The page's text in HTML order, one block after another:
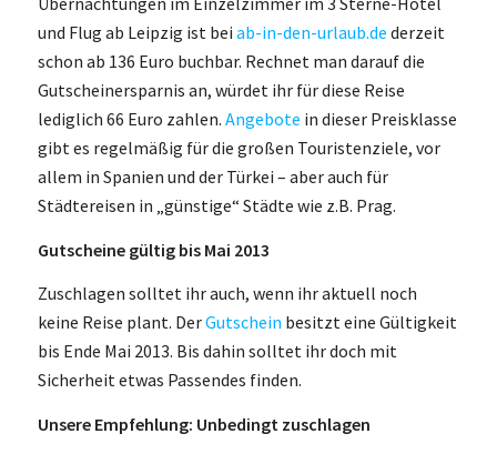
und Flug ab Leipzig ist bei ab-in-den-urlaub.de derzeit
schon ab 136 Euro buchbar. Rechnet man darauf die
Gutscheinersparnis an, würdet ihr für diese Reise
lediglich 66 Euro zahlen. Angebote in dieser Preisklasse
gibt es regelmäßig für die großen Touristenziele, vor
allem in Spanien und der Türkei – aber auch für
Städtereisen in „günstige“ Städte wie z.B. Prag.
Gutscheine gültig bis Mai 2013
Zuschlagen solltet ihr auch, wenn ihr aktuell noch
keine Reise plant. DerGutschein besitzt eine Gültigkeit
bis Ende Mai 2013. Bis dahin solltet ihr doch mit
Sicherheit etwas Passendes finden.
Unsere Empfehlung: Unbedingt zuschlagen